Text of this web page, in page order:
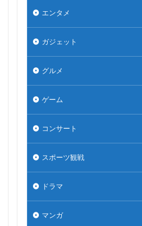
エンタメ
ガジェット
グルメ
ゲーム
コンサート
スポーツ観戦
ドラマ
マンガ